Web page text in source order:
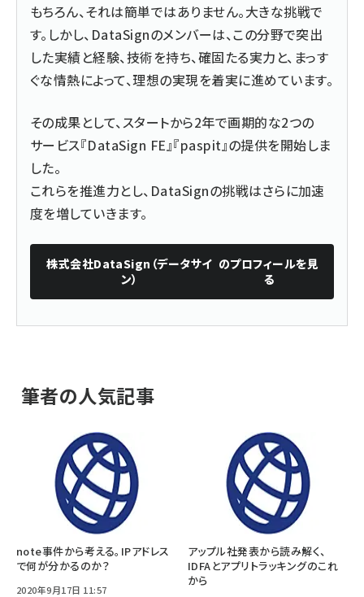
もちろん、それは簡単ではありません。大きな挑戦で
す。しかし、DataSignのメンバーは、この分野で突出
した実績と経験、技術を持ち、確固たる実力と、まっす
ぐな情熱によって、理想の実現を着実に進めています。
その成果として、スタートから2年で画期的な2つの
サービス『DataSign FE』『paspit』の提供を開始しま
した。
これらを推進力とし、DataSignの挑戦はさらに加速
度を増していきます。
株式会社DataSign（データサイ
ン）
のプロフィールを見
る
筆者の人気記事
note事件から考える。IPアドレス
で何が分かるのか？
2020年9月17日 11:57
アップル社発表から読み解く、
IDFAとアプリトラッキングのこれ
から